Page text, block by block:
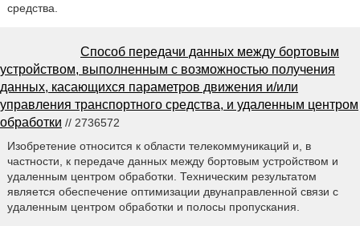
средства.
Способ передачи данных между бортовым
устройством, выполненным с возможностью получения
данных, касающихся параметров движения и/или
управления транспортного средства, и удаленным центром
обработки // 2736572
Изобретение относится к области телекоммуникаций и, в
частности, к передаче данных между бортовым устройством и
удаленным центром обработки. Техническим результатом
является обеспечение оптимизации двунаправленной связи с
удаленным центром обработки и полосы пропускания.